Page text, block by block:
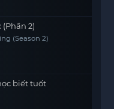
2)
(Season 2)
biết tuốt